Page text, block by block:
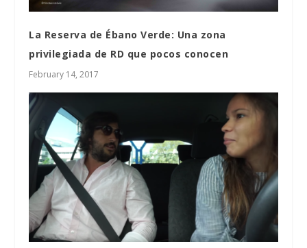
La Reserva de Ébano Verde: Una zona
privilegiada de RD que pocos conocen
February 14, 2017